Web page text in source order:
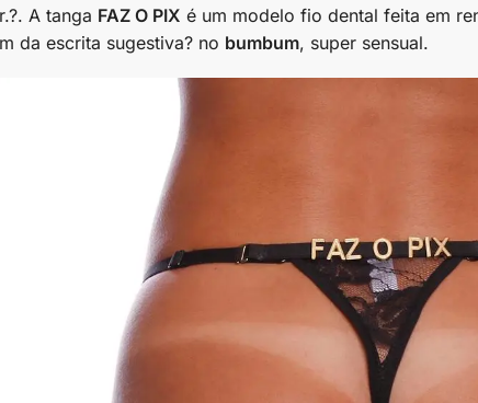
A tanga FAZ O PIX é um modelo fio dental feita em
da escrita sugestiva? no bumbum, super sensual.